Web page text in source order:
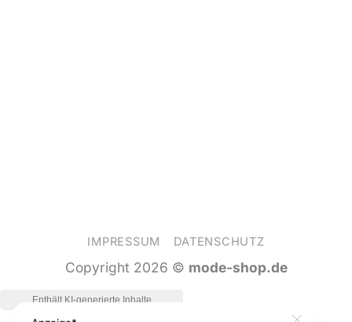
IMPRESSUM DATENSCHUTZ
Copyright 2026 © mode-shop.de